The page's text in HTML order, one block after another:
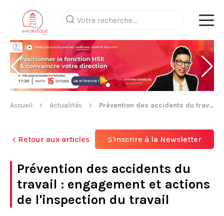
Accueil Actualités Prévention des accidents du travail : engagement et actions de l'inspection du travail
Retour aux articles S'inscrire à la Newsletter
Prévention des accidents du
travail : engagement et actions
de l'inspection du travail